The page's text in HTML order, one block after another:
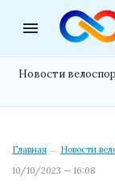
menu
Новости
Главная → Новости
10/10/2023 — 16:08